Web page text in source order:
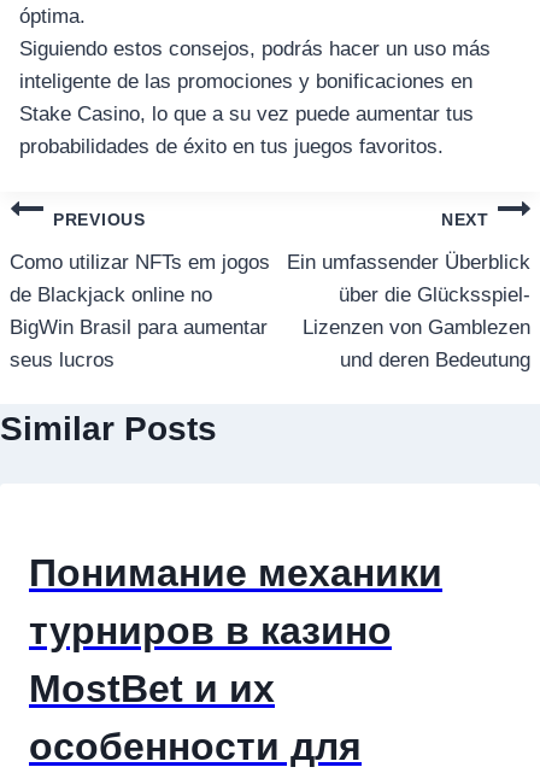
óptima.
Siguiendo estos consejos, podrás hacer un uso más
inteligente de las promociones y bonificaciones en
Stake Casino, lo que a su vez puede aumentar tus
probabilidades de éxito en tus juegos favoritos.
แนะแนว
เรื่อง
PREVIOUS
Como utilizar NFTs em jogos
de Blackjack online no
BigWin Brasil para aumentar
seus lucros
NEXT
Ein umfassender Überblick
über die Glücksspiel-
Lizenzen von Gamblezen
und deren Bedeutung
Similar Posts
Понимание механики
турниров в казино
MostBet и их
особенности для